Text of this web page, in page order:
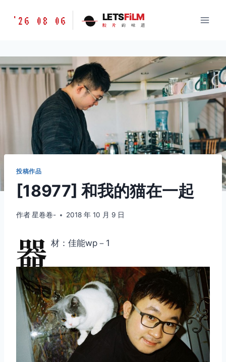
胶
味
道
LETSFILM
'26 08 06 LETSFiLM
胶 片 的 味 道
投稿作品
[18977] 和我的猫在一起
作者星卷卷- 2018 年 10 月 9 日
器 材：佳能wp－1